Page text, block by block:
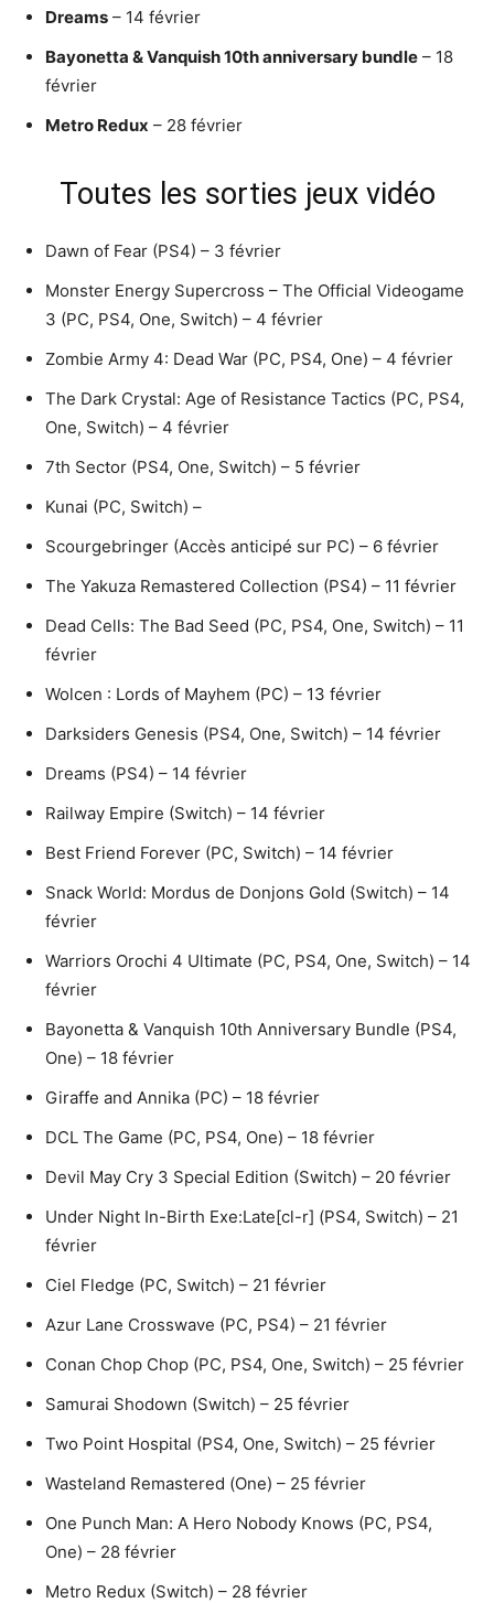
Dreams – 14 février
Bayonetta & Vanquish 10th anniversary bundle – 18
février
Metro Redux – 28 février
Toutes les sorties jeux vidéo
Dawn of Fear (PS4) – 3 février
Monster Energy Supercross – The Official Videogame
3 (PC, PS4, One, Switch) – 4 février
Zombie Army 4: Dead War (PC, PS4, One) – 4 février
The Dark Crystal: Age of Resistance Tactics (PC, PS4,
One, Switch) – 4 février
7th Sector (PS4, One, Switch) – 5 février
Kunai (PC, Switch) –
Scourgebringer (Accès anticipé sur PC) – 6 février
The Yakuza Remastered Collection (PS4) – 11 février
Dead Cells: The Bad Seed (PC, PS4, One, Switch) – 11
février
Wolcen : Lords of Mayhem (PC) – 13 février
Darksiders Genesis (PS4, One, Switch) – 14 février
Dreams (PS4) – 14 février
Railway Empire (Switch) – 14 février
Best Friend Forever (PC, Switch) – 14 février
Snack World: Mordus de Donjons Gold (Switch) – 14
février
Warriors Orochi 4 Ultimate (PC, PS4, One, Switch) – 14
février
Bayonetta & Vanquish 10th Anniversary Bundle (PS4,
One) – 18 février
Giraffe and Annika (PC) – 18 février
DCL The Game (PC, PS4, One) – 18 février
Devil May Cry 3 Special Edition (Switch) – 20 février
Under Night In-Birth Exe:Late[cl-r] (PS4, Switch) – 21
février
Ciel Fledge (PC, Switch) – 21 février
Azur Lane Crosswave (PC, PS4) – 21 février
Conan Chop Chop (PC, PS4, One, Switch) – 25 février
Samurai Shodown (Switch) – 25 février
Two Point Hospital (PS4, One, Switch) – 25 février
Wasteland Remastered (One) – 25 février
One Punch Man: A Hero Nobody Knows (PC, PS4,
One) – 28 février
Metro Redux (Switch) – 28 février